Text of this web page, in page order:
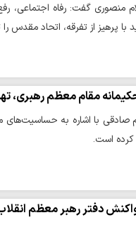
منصوری گفت: رفاه اجتماعی،
با پرهیز از تفرقه، اتحاد مقدس
مقام معظم رهبری،
صادقی با اشاره به
کرده است.
دفتر رهبر معظم